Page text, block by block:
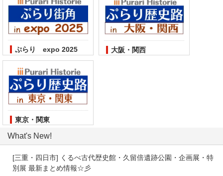
ぷらり expo 2025 大阪・関西
東京・関東
What's New!
[三重・四日市] くるべ古代歴史館・久留倍遺跡公園・企画展・特
別展 最新まとめ情報☆彡